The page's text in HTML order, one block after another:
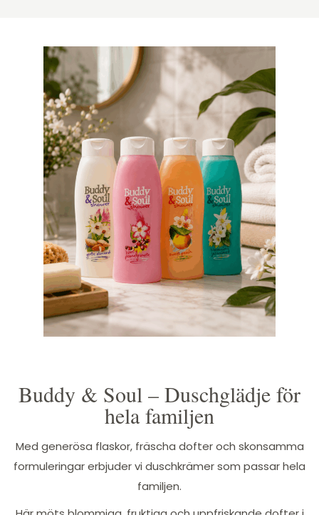
Buddy & Soul – Duschglädje för
hela familjen
Med generösa flaskor, fräscha dofter och skonsamma
formuleringar erbjuder vi duschkrämer som passar hela
familjen.